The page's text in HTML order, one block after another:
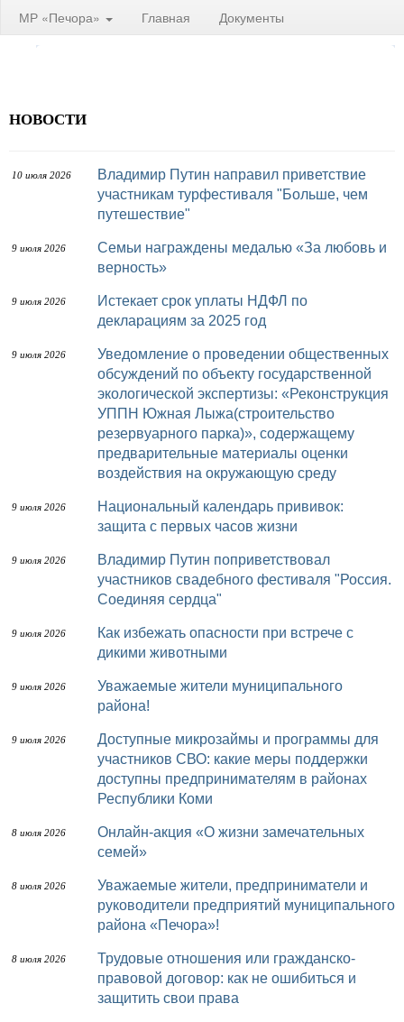
МР «Печора» Главная Документы
НОВОСТИ
10 июля 2026
Владимир Путин направил приветствие
участникам турфестиваля "Больше, чем
путешествие"
9 июля 2026
Семьи награждены медалью «За любовь и
верность»
9 июля 2026
Истекает срок уплаты НДФЛ по
декларациям за 2025 год
9 июля 2026
Уведомление о проведении общественных
обсуждений по объекту государственной
экологической экспертизы: «Реконструкция
УППН Южная Лыжа(строительство
резервуарного парка)», содержащему
предварительные материалы оценки
воздействия на окружающую среду
9 июля 2026
Национальный календарь прививок:
защита с первых часов жизни
9 июля 2026
Владимир Путин поприветствовал
участников свадебного фестиваля "Россия.
Соединяя сердца"
9 июля 2026
Как избежать опасности при встрече с
дикими животными
9 июля 2026
Уважаемые жители муниципального
района!
9 июля 2026
Доступные микрозаймы и программы для
участников СВО: какие меры поддержки
доступны предпринимателям в районах
Республики Коми
8 июля 2026
Онлайн-акция «О жизни замечательных
семей»
8 июля 2026
Уважаемые жители, предприниматели и
руководители предприятий муниципального
района «Печора»!
8 июля 2026
Трудовые отношения или гражданско-
правовой договор: как не ошибиться и
защитить свои права